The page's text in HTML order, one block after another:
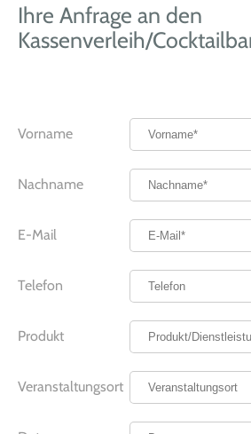
Ihre Anfrage an den
Kassenverleih/
Vorname
Nachname
E-Mail
Telefon
Produkt
Veranstaltungsort